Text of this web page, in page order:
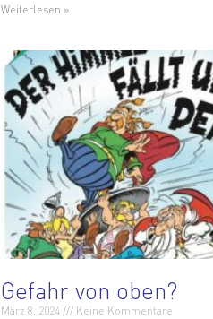
Weiterlesen »
Gefahr von oben?
März 8, 2024 Keine Kommentare